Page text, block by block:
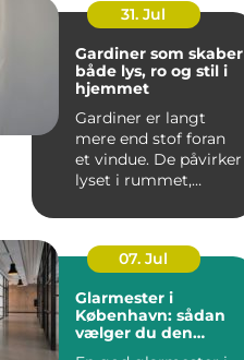
31. Jul
Gardiner som skaber
både lys, ro og stil i
hjemmet
Gardiner er langt
mere end stof foran
et vindue. De påvirker
lyset i rummet,
07. Jul
Glarmester i
København: sådan
vælger du den